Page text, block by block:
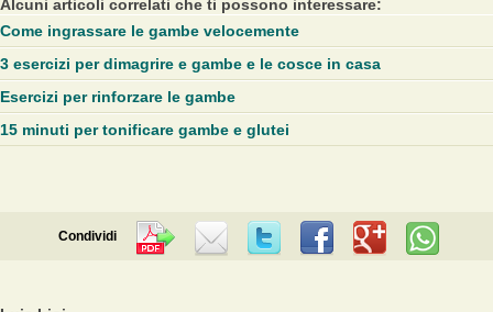
Alcuni articoli correlati che ti possono interessare:
Come ingrassare le gambe velocemente
3 esercizi per dimagrire e gambe e le cosce in casa
Esercizi per rinforzare le gambe
15 minuti per tonificare gambe e glutei
Condividi